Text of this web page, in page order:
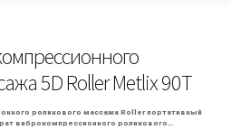
5D Roller Metlix 90T
роликового массажа Roller портативный
виброкомпрессионного роликового…